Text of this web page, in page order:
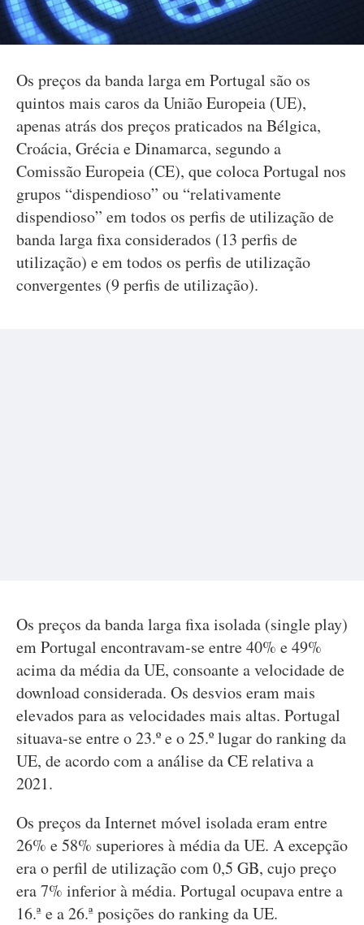
Os preços da banda larga em Portugal são os
quintos mais caros da União Europeia (UE),
apenas atrás dos preços praticados na Bélgica,
Croácia, Grécia e Dinamarca, segundo a
Comissão Europeia (CE), que coloca Portugal nos
grupos “dispendioso” ou “relativamente
dispendioso” em todos os perfis de utilização de
banda larga fixa considerados (13 perfis de
utilização) e em todos os perfis de utilização
convergentes (9 perfis de utilização).
Os preços da banda larga fixa isolada (single play)
em Portugal encontravam-se entre 40% e 49%
acima da média da UE, consoante a velocidade de
download considerada. Os desvios eram mais
elevados para as velocidades mais altas. Portugal
situava-se entre o 23.º e o 25.º lugar do ranking da
UE, de acordo com a análise da CE relativa a
2021.
Os preços da Internet móvel isolada eram entre
26% e 58% superiores à média da UE. A excepção
era o perfil de utilização com 0,5 GB, cujo preço
era 7% inferior à média. Portugal ocupava entre a
16.ª e a 26.ª posições do ranking da UE.